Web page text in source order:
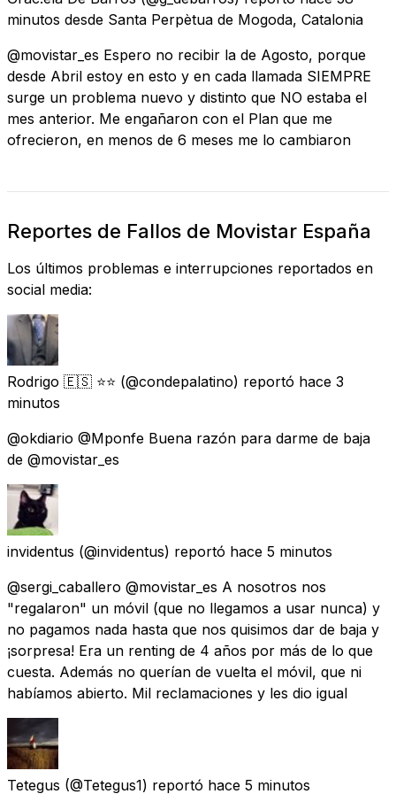
minutos desde Santa Perpètua de Mogoda, Catalonia
@movistar_es Espero no recibir la de Agosto, porque
desde Abril estoy en esto y en cada llamada SIEMPRE
surge un problema nuevo y distinto que NO estaba el
mes anterior. Me engañaron con el Plan que me
ofrecieron, en menos de 6 meses me lo cambiaron
Reportes de Fallos de Movistar España
Los últimos problemas e interrupciones reportados en
social media:
Rodrigo 🇪🇸 ⭐️⭐️ (@condepalatino) reportó hace 3
minutos
@okdiario @Mponfe Buena razón para darme de baja
de @movistar_es
invidentus (@invidentus) reportó hace 5 minutos
@sergi_caballero @movistar_es A nosotros nos
"regalaron" un móvil (que no llegamos a usar nunca) y
no pagamos nada hasta que nos quisimos dar de baja y
¡sorpresa! Era un renting de 4 años por más de lo que
cuesta. Además no querían de vuelta el móvil, que ni
habíamos abierto. Mil reclamaciones y les dio igual
Tetegus (@Tetegus1) reportó hace 5 minutos